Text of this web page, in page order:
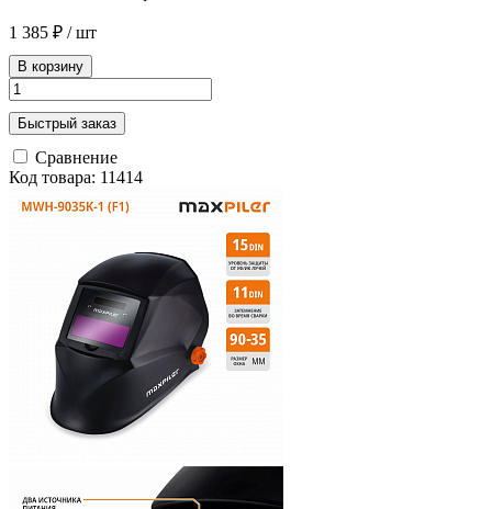
1 385 ₽ / шт
В корзину
Быстрый заказ
Сравнение
Код товара: 11414